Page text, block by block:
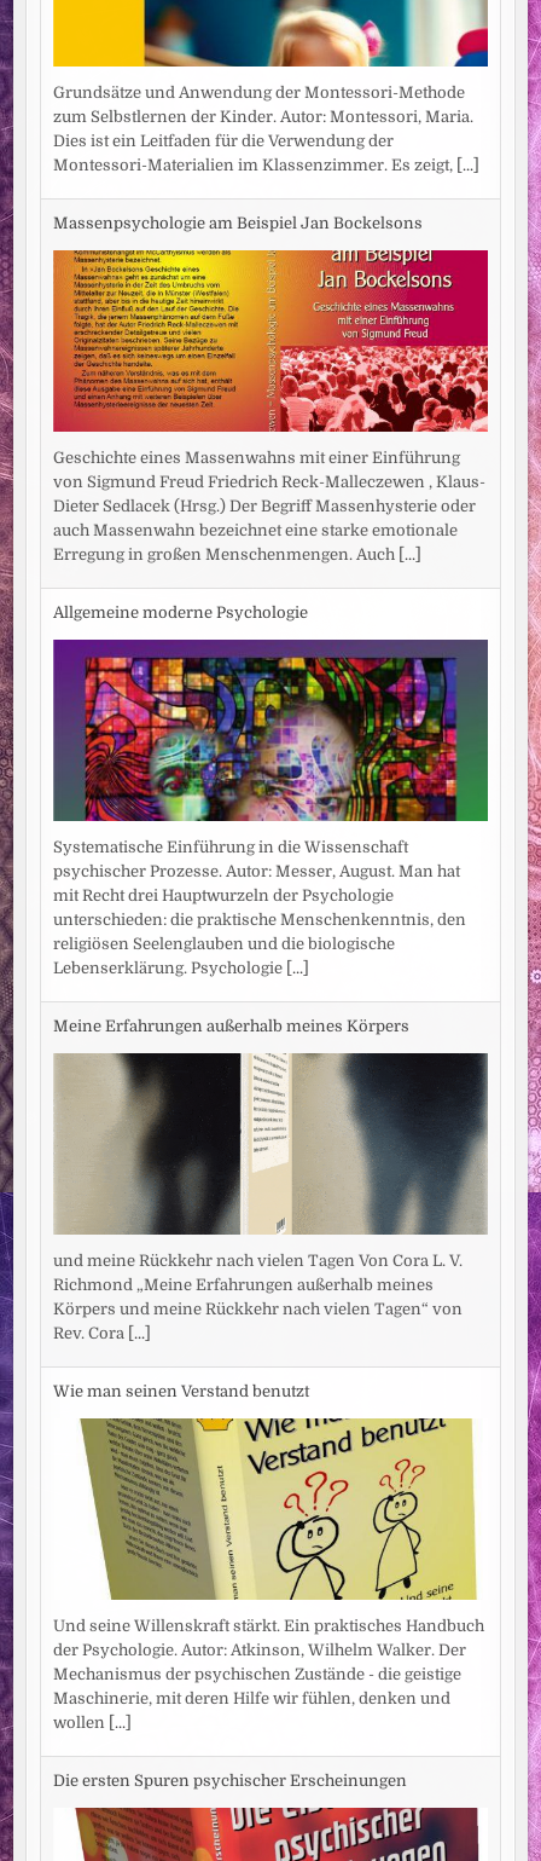
Grundsätze und Anwendung der Montessori-Methode
zum Selbstlernen der Kinder. Autor: Montessori, Maria.
Dies ist ein Leitfaden für die Verwendung der
Montessori-Materialien im Klassenzimmer. Es zeigt, [...]
Massenpsychologie am Beispiel Jan Bockelsons
Geschichte eines Massenwahns mit einer Einführung
von Sigmund Freud Friedrich Reck-Malleczewen , Klaus-
Dieter Sedlacek (Hrsg.) Der Begriff Massenhysterie oder
auch Massenwahn bezeichnet eine starke emotionale
Erregung in großen Menschenmengen. Auch [...]
Allgemeine moderne Psychologie
Systematische Einführung in die Wissenschaft
psychischer Prozesse. Autor: Messer, August. Man hat
mit Recht drei Hauptwurzeln der Psychologie
unterschieden: die praktische Menschenkenntnis, den
religiösen Seelenglauben und die biologische
Lebenserklärung. Psychologie [...]
Meine Erfahrungen außerhalb meines Körpers
und meine Rückkehr nach vielen Tagen Von Cora L. V.
Richmond „Meine Erfahrungen außerhalb meines
Körpers und meine Rückkehr nach vielen Tagen“ von
Rev. Cora [...]
Wie man seinen Verstand benutzt
Und seine Willenskraft stärkt. Ein praktisches Handbuch
der Psychologie. Autor: Atkinson, Wilhelm Walker. Der
Mechanismus der psychischen Zustände - die geistige
Maschinerie, mit deren Hilfe wir fühlen, denken und
wollen [...]
Die ersten Spuren psychischer Erscheinungen